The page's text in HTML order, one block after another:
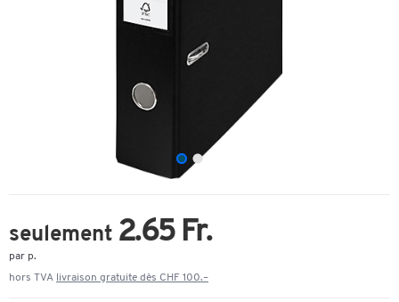
seulement 2.65 Fr.
par p.
hors TVA livraison gratuite dès CHF 100.–